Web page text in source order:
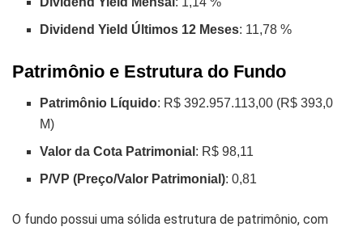
Dividend Yield Últimos 12 Meses: 11,78 %
Patrimônio e Estrutura do Fundo
Patrimônio Líquido: R$ 392.957.113,00 (R$ 393,0
M)
Valor da Cota Patrimonial : R$ 98,11
P/VP (Preço/Valor Patrimonial): 0,81
O fundo possui uma sólida estrutura de patrimônio, com